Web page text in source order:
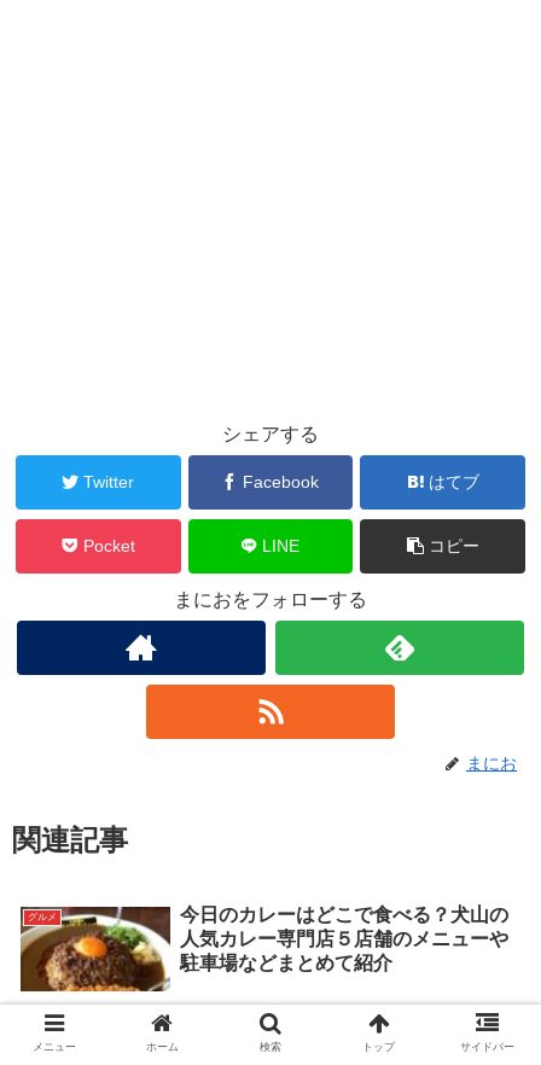
シェアする
Twitter Facebook はてブ
Pocket LINE コピー
まにおをフォローする
まにお
関連記事
グルメ
今日のカレーはどこで食べる？犬山の
人気カレー専門店５店舗のメニューや
駐車場などまとめて紹介
グルメ
犬山城下町食べ歩きにおススメ【たこ
メニュー ホーム 検索 トップ サイドバー